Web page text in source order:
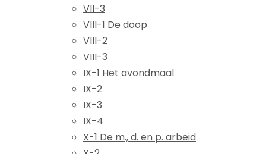
VII-3
VIII-1 De doop
VIII-2
VIII-3
IX-1 Het avondmaal
IX-2
IX-3
IX-4
X-1 De m., d. en p. arbeid